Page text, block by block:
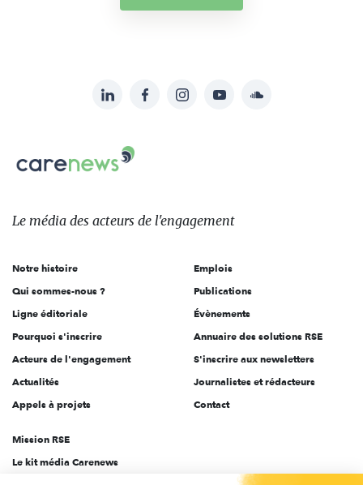
sur:
LinkedInFacebookInstagramYouTubeSoundcloud
Carenews,
Le
des
l'engagement
Le média des acteurs de l'engagement
Notre histoire
Qui sommes-nous ?
Ligne éditoriale
Pourquoi s'inscrire
Acteurs de l'engagement
Actualités
Appels à projets
Emplois
Publications
Évènements
Annuaire des solutions RSE
S'inscrire aux newsletters
Journalistes et rédacteurs
Contact
Mission RSE
Le kit média Carenews